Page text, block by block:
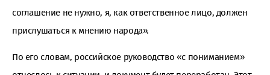
соглашение не нужно, я, как ответственное лицо, должен
прислушаться к мнению народа».
По его словам, российское руководство «с пониманием»